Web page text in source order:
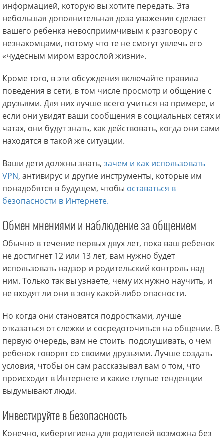
информацией, которую вы хотите передать. Эта
небольшая дополнительная доза уважения сделает
вашего ребенка невосприимчивым к разговору с
незнакомцами, потому что те не смогут увлечь его
«чудесным миром взрослой жизни».
Кроме того, в эти обсуждения включайте правила
поведения в сети, в том числе просмотр и общение с
друзьями. Для них лучше всего учиться на примере, и
если они увидят ваши сообщения в социальных сетях и
чатах, они будут знать, как действовать, когда они сами
находятся в такой же ситуации.
Ваши дети должны знать, зачем и как использовать
VPN, антивирус и другие инструменты, которые им
понадобятся в будущем, чтобы оставаться в
безопасности в Интернете.
Обмен мнениями и наблюдение за общением
Обычно в течение первых двух лет, пока ваш ребенок
не достигнет 12 или 13 лет, вам нужно будет
использовать надзор и родительский контроль над
ним. Только так вы узнаете, чему их нужно научить, и
не входят ли они в зону какой-либо опасности.
Но когда они становятся подростками, лучше
отказаться от слежки и сосредоточиться на общении. В
первую очередь, вам не стоить подслушивать, о чем
ребенок говорят со своими друзьями. Лучше создать
условия, чтобы он сам рассказывал вам о том, что
происходит в Интернете и какие глупые тенденции
выдумывают люди.
Инвестируйте в безопасность
Конечно, кибергигиена для родителей возможна без